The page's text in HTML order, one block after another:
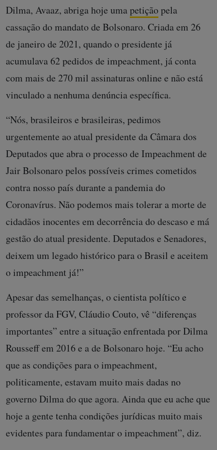
Dilma, Avaaz, abriga hoje umapetiçãopela
cassação do mandato de Bolsonaro. Criada em 26
de janeiro de 2021, quando o presidente já
acumulava 62 pedidos de impeachment, já conta
com mais de 270 mil assinaturas online e não está
vinculado a nenhuma denúncia específica.
“Nós, brasileiros e brasileiras, pedimos
urgentemente ao atual presidente da Câmara dos
Deputados que abra o processo de Impeachment de
Jair Bolsonaro pelos possíveis crimes cometidos
contra nosso país durante a pandemia do
Coronavírus. Não podemos mais tolerar a morte de
cidadãos inocentes em decorrência do descaso e má
gestão do atual presidente. Deputados e Senadores,
deixem um legado histórico para o Brasil e aceitem
o impeachment já!”
Apesar das semelhanças, o cientista político e
professor da FGV, Cláudio Couto, vê “diferenças
importantes” entre a situação enfrentada por Dilma
Rousseff em 2016 e a de Bolsonaro hoje. “Eu acho
que as condições para o impeachment,
politicamente, estavam muito mais dadas no
governo Dilma do que agora. Ainda que eu ache que
hoje a gente tenha condições jurídicas muito mais
evidentes para fundamentar o impeachment”, diz.